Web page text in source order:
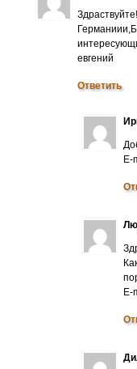
евгений
Ответить
E-
E-